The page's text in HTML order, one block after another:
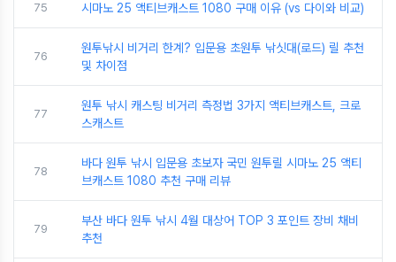
75 시마노 25 액티브캐스트 1080 구매 이유 (vs 다이와 비교)
76
원투낚시 비거리 한계? 입문용 초원투 낚싯대(로드) 릴 추천
및 차이점
77
원투 낚시 캐스팅 비거리 측정법 3가지 액티브캐스트, 크로
스캐스트
78
바다 원투 낚시 입문용 초보자 국민 원투릴 시마노 25 액티
브캐스트 1080 추천 구매 리뷰
79
부산 바다 원투 낚시 4월 대상어 TOP 3 포인트 장비 채비
추천